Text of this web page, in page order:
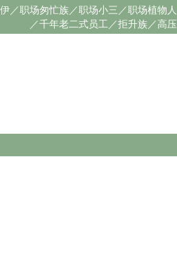
职场匆忙族／职场小三／职场植物
／千年老二式员工／拒升族／高